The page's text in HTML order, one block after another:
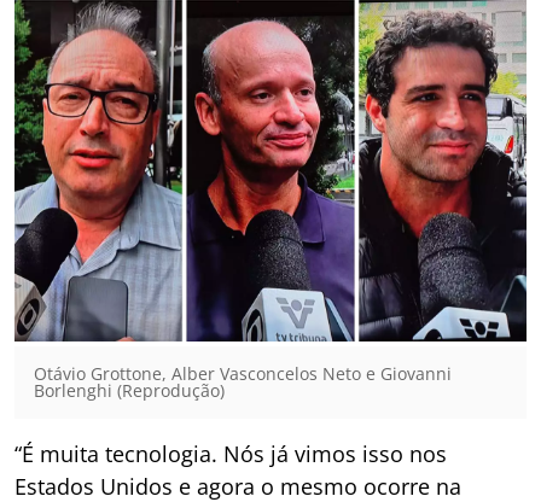
Otávio Grottone, Alber Vasconcelos Neto e Giovanni
Borlenghi (Reprodução)
“É muita tecnologia. Nós já vimos isso nos
Estados Unidos e agora o mesmo ocorre na